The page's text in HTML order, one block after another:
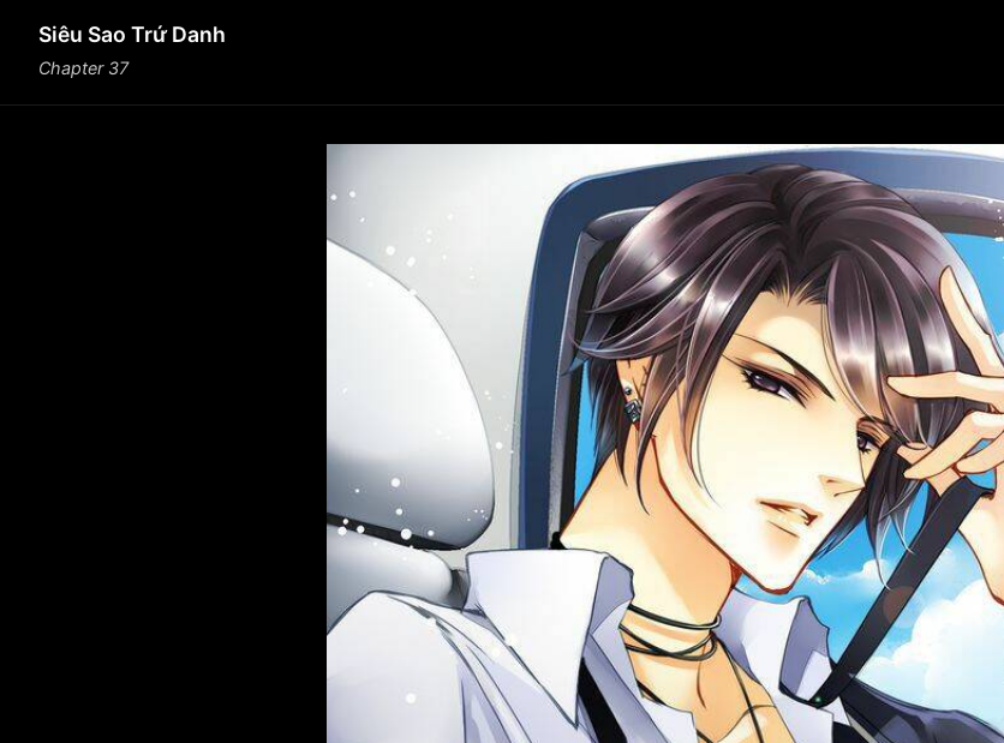
Siêu Sao Trứ Danh
Chapter 37